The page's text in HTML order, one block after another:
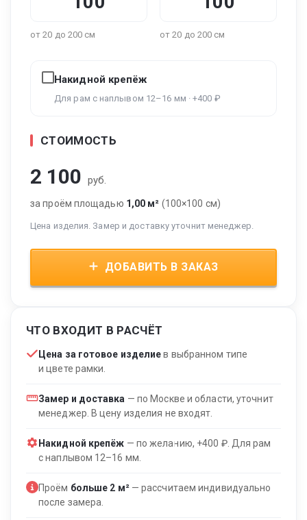
от 20 до 200 см от 20 до 200 см
Накидной крепёж
Для рам с наплывом 12–16 мм · +400 ₽
СТОИМОСТЬ
2 100 руб.
за проём площадью 1,00 м² (100×100 см)
Цена изделия. Замер и доставку уточнит менеджер.
ДОБАВИТЬ В ЗАКАЗ
ЧТО ВХОДИТ В РАСЧЁТ
Цена за готовое изделиев выбранном типе
и цвете рамки.
Замер и доставка — по Москве и области, уточнит
менеджер. В цену изделия не входят.
Накидной крепёж — по желанию, +400 ₽. Для рам
с наплывом 12–16 мм.
Проём больше 2 м²— рассчитаем индивидуально
после замера.